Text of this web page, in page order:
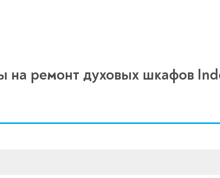
на ремонт духовых шкафов